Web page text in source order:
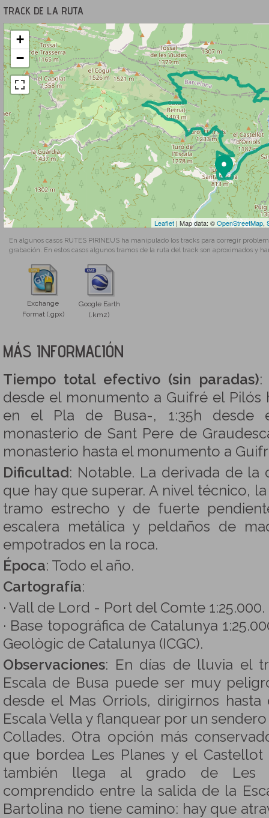
TRACK DE LA RUTA
+
−
Leaflet | Map data: ©OpenStreetMap,
En algunos casos RUTES PIRINEUS ha manipulado los tracks para corregir
grabación. En estos casos algunos tramos de la ruta del track son aproximados y
Exchange
Format (.gpx)
Google Earth
(.kmz)
MÁS INFORMACIÓN
Tiempo total efectivo (sin paradas):
desde el monumento a Guifré el Pilós
en el Pla de Busa-, 1:35h desde
monasterio de Sant Pere de
monasterio hasta el monumento a
Dificultad: Notable. La derivada de la
que hay que superar. A nivel técnico,
tramo estrecho y de fuerte
escalera metálica y peldaños de
empotrados en la roca.
Época: Todo el año.
Cartografía:
· Vall de Lord - Port del Comte
· Base topográfica de Catalunya
Geològic de Catalunya (ICGC).
Observaciones: En días de lluvia el
Escala de Busa puede ser muy
desde el Mas Orriols, dirigirnos
Escala Vella y flanquear por un
Collades. Otra opción más
que bordea Les Planes y el
también llega al grado de Les
comprendido entre la salida de la
Bartolina no tiene camino: hay que